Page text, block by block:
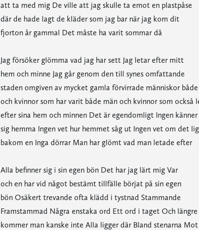
att ta med mig De ville att jag skulle ta emot en plastpåse
där de hade lagt de kläder som jag bar när jag kom dit
fjorton år gammal Det måste ha varit sommar då
Jag försöker glömma vad jag har sett Jag letar efter mitt
hem och minne Jag går genom den till synes omfattande
staden omgiven av mycket gamla förvirrade människor
och kvinnor som har varit både män och kvinnor som också
efter sina hem och minnen Det är egendomligt Ingen känner
sig hemma Ingen vet hur hemmet såg ut Ingen vet om det
bakom en Inga dörrar Man har glömt vad man letade efter
Alla befinner sig i sin egen bön Det har jag lärt mig Var
och en har vid något bestämt tillfälle börjat på sin egen
bön Osäkert trevande ofta klädd i tystnad Stammande
Framstammad Några enstaka ord Ett ord i taget Och längre
kommer man kanske inte Alla ligger där Bland stenarna Mot